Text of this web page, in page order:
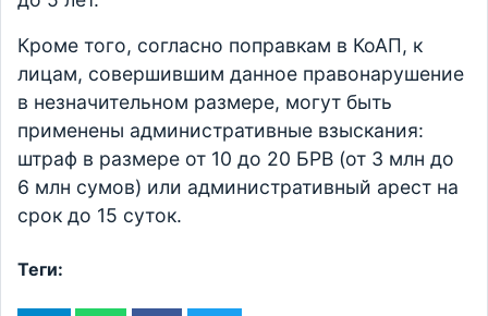
Кроме того, согласно поправкам в КоАП, к
лицам, совершившим данное правонарушение
в незначительном размере, могут быть
применены административные взыскания:
штраф в размере от 10 до 20 БРВ (от 3 млн до
6 млн сумов) или административный арест на
срок до 15 суток.
Теги: